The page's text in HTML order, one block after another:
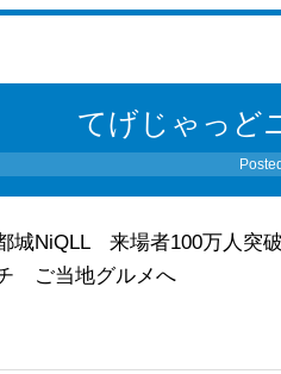
てげじゃっど
城NiQLL 来場者100万人突破
ご当地グルメへ